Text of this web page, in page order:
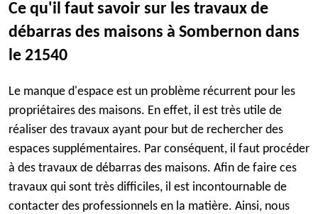
Ce qu'il faut savoir sur les travaux de
débarras des maisons à Sombernon dans
le 21540
Le manque d'espace est un problème récurrent pour les
propriétaires des maisons. En effet, il est très utile de
réaliser des travaux ayant pour but de rechercher des
espaces supplémentaires. Par conséquent, il faut procéder
à des travaux de débarras des maisons. Afin de faire ces
travaux qui sont très difficiles, il est incontournable de
contacter des professionnels en la matière. Ainsi, nous